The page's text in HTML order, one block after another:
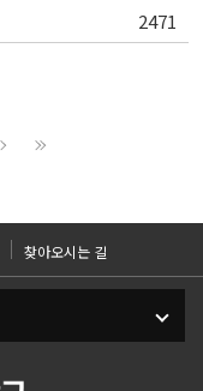
2471
찾아오시는 길